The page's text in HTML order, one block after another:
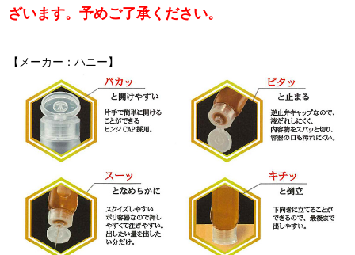
ざいます。予めご了承ください。
【メーカー：ハニー】